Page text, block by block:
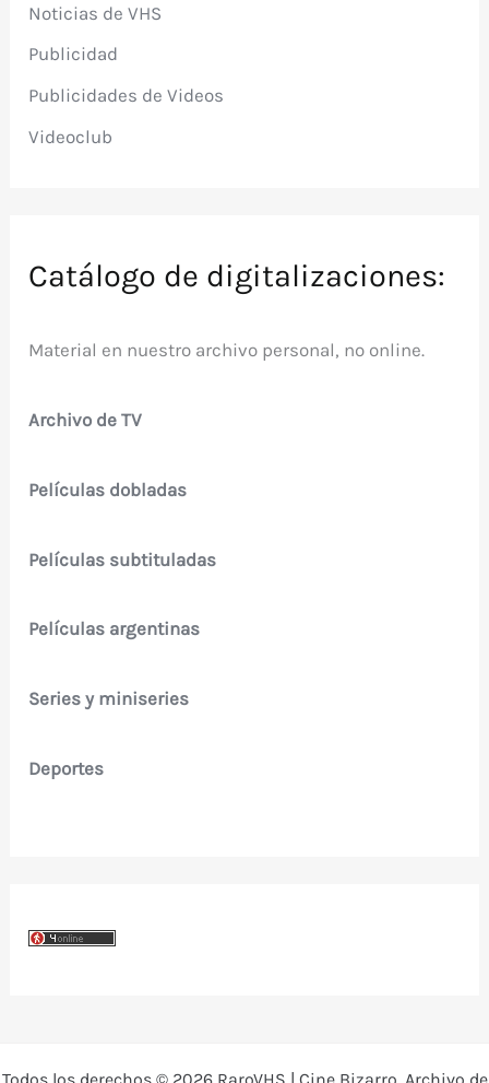
Noticias de VHS
Publicidad
Publicidades de Videos
Videoclub
Catálogo de digitalizaciones:
Material en nuestro archivo personal, no online.
Archivo de TV
Películas dobladas
Películas subtituladas
Películas argentinas
Series y miniseries
Deportes
Todos los derechos © 2026 RaroVHS | Cine Bizarro, Archivo de